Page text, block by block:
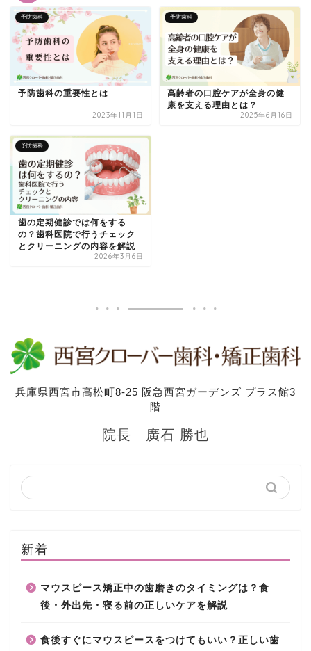
予防歯科
予防歯科の重要性とは
2023年11月1日
予防歯科
高齢者の口腔ケアが全身の健
康を支える理由とは？
2025年6月16日
予防歯科
歯の定期健診では何をする
の？歯科医院で行うチェック
とクリーニングの内容を解説
2026年3月6日
兵庫県西宮市高松町8-25 阪急西宮ガーデンズ プラス館3
階
院長 廣石 勝也
新着
マウスピース矯正中の歯磨きのタイミングは？食
後・外出先・寝る前の正しいケアを解説
食後すぐにマウスピースをつけてもいい？正しい歯